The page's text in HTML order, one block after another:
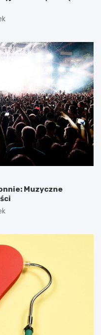
Muzyczne